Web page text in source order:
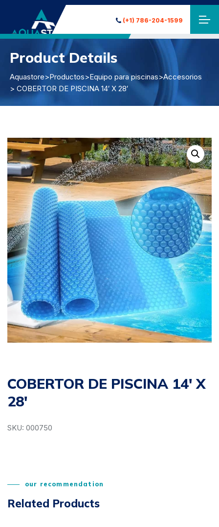
(+1) 786-204-1599
Product Details
Aquastore>Productos>Equipo para piscinas>Accesorios
> COBERTOR DE PISCINA 14′ X 28′
COBERTOR DE PISCINA 14′ X
28′
SKU: 000750
our recommendation
Related Products